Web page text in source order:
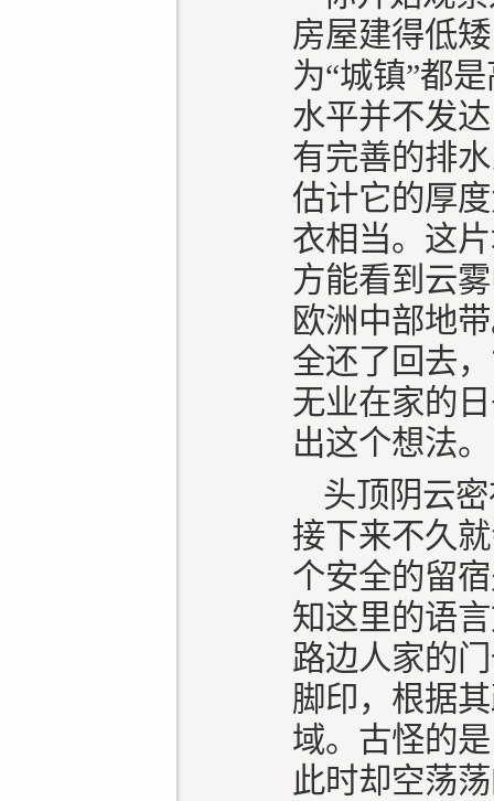
房屋建得低
为“城镇”都
水平并不发
有完善的排
估计它的厚
衣相当。这
方能看到云
欧洲中部地
全还了回去
无业在家的
出这个想法。
头顶阴云
接下来不久
个安全的留
知这里的语
路边人家的
脚印，根据
域。古怪的
此时却空荡